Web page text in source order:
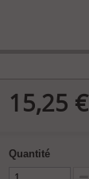
15,25 €
Quantité